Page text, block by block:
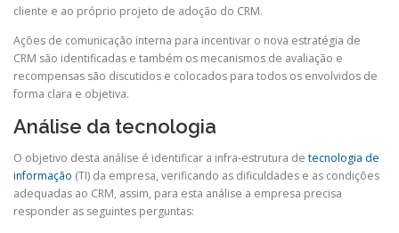
cliente e ao próprio projeto de adoção do CRM.
Ações de comunicação interna para incentivar o nova estratégia de
CRM são identificadas e também os mecanismos de avaliação e
recompensas são discutidos e colocados para todos os envolvidos de
forma clara e objetiva.
Análise da tecnologia
O objetivo desta análise é identificar a infra-estrutura de tecnologia de
informação (TI) da empresa, verificando as dificuldades e as condições
adequadas ao CRM, assim, para esta análise a empresa precisa
responder as seguintes perguntas: